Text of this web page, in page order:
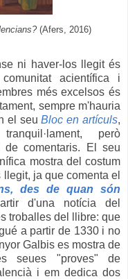
(Afers, 2016)
ni haver-los
llegit és
acientífica i
més excelsos és
sempre m'hauria
el seuBloc en artículs,
però
de comentaris. El seu
mostra del costum
ja que comenta el
des de quan són
d'una notícia del
troballes del llibre: que
a partir de 1330 i no
Galbis es mostra de
seues "proves" de
i em dedica dos